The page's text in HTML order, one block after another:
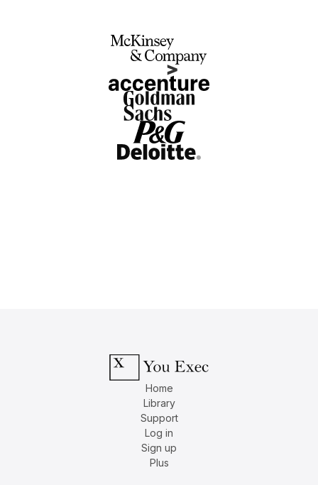
Home
Library
Support
Log in
Sign up
Plus